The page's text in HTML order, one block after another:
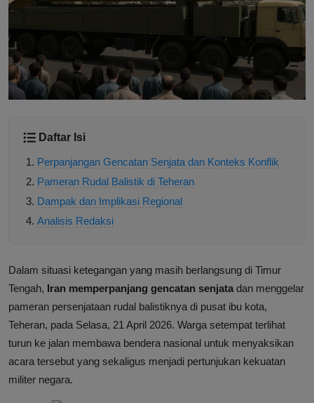
Daftar Isi
Perpanjangan Gencatan Senjata dan Konteks Konflik
Pameran Rudal Balistik di Teheran
Dampak dan Implikasi Regional
Analisis Redaksi
Dalam situasi ketegangan yang masih berlangsung di Timur
Tengah, Iran memperpanjang gencatan senjata dan menggelar
pameran persenjataan rudal balistiknya di pusat ibu kota,
Teheran, pada Selasa, 21 April 2026. Warga setempat terlihat
turun ke jalan membawa bendera nasional untuk menyaksikan
acara tersebut yang sekaligus menjadi pertunjukan kekuatan
militer negara.